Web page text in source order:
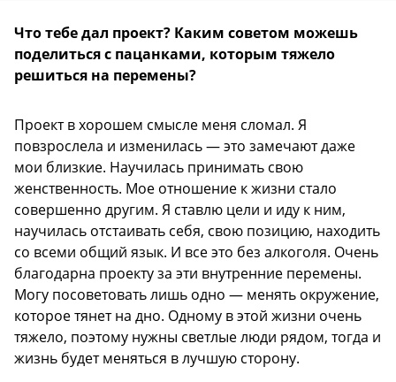
Что тебе дал проект? Каким советом можешь
поделиться с пацанками, которым тяжело
решиться на перемены?
Проект в хорошем смысле меня сломал. Я
повзрослела и изменилась — это замечают даже
мои близкие. Научилась принимать свою
женственность. Мое отношение к жизни стало
совершенно другим. Я ставлю цели и иду к ним,
научилась отстаивать себя, свою позицию, находить
со всеми общий язык. И все это без алкоголя. Очень
благодарна проекту за эти внутренние перемены.
Могу посоветовать лишь одно — менять окружение,
которое тянет на дно. Одному в этой жизни очень
тяжело, поэтому нужны светлые люди рядом, тогда и
жизнь будет меняться в лучшую сторону.